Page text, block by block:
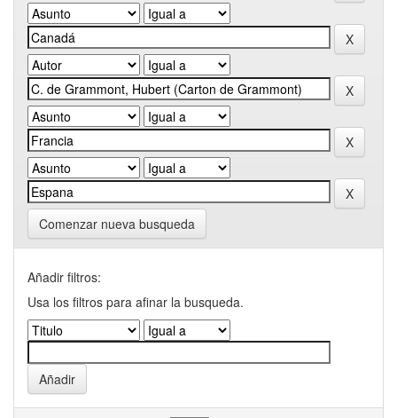
Comenzar nueva busqueda
Añadir filtros:
Usa los filtros para afinar la busqueda.